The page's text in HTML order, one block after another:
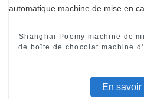
Shanghai Poemy machine de
de boîte de chocolat machine
En savoir